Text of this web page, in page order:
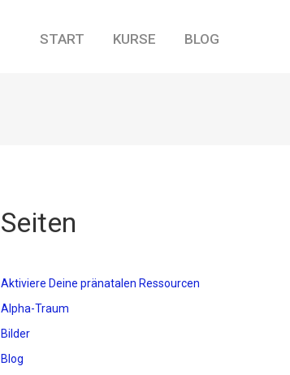
START KURSE BLOG
Seiten
Aktiviere Deine pränatalen Ressourcen
Alpha-Traum
Bilder
Blog